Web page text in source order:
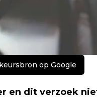
op Google
en dit verzoek